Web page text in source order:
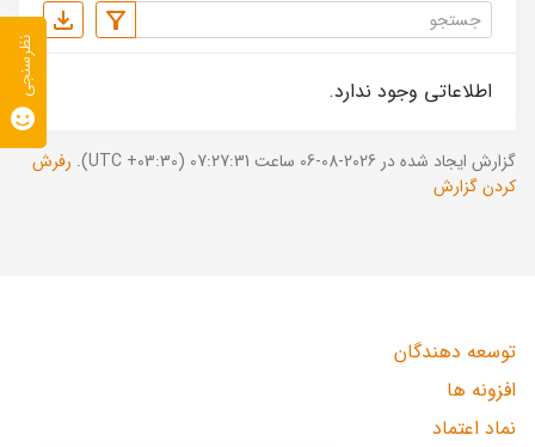
اطلاعاتی وجود ندارد.
گزارش ایجاد شده در 2026-08-06 ساعت 07:27:31 (UTC +03:30).
رفرش
کردن گزارش
توسعه دهندگان
افزونه ها
نماد اعتماد
نظرسنجی